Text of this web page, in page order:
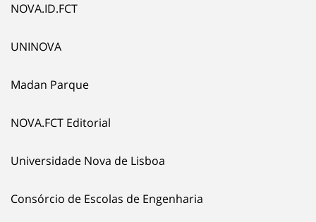
NOVA.ID.FCT
UNINOVA
Madan Parque
NOVA.FCT Editorial
Universidade Nova de Lisboa
Consórcio de Escolas de Engenharia